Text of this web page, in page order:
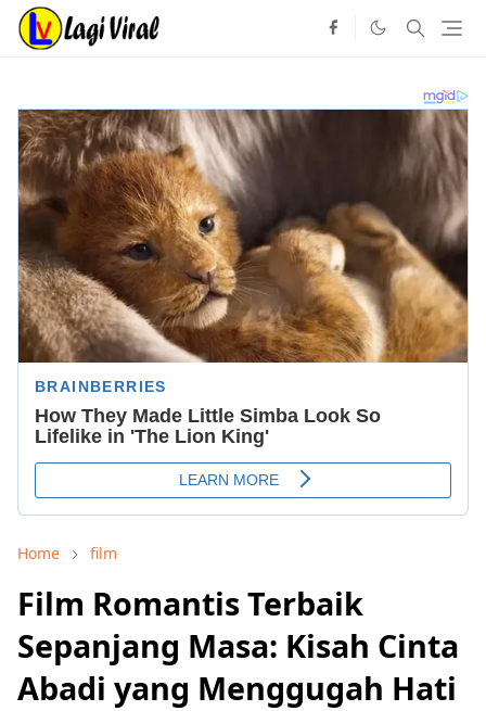
Home film
Film Romantis Terbaik
Sepanjang Masa: Kisah Cinta
Abadi yang Menggugah Hati